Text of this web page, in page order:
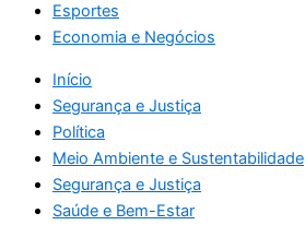
Esportes
Economia e Negócios
Início
Segurança e Justiça
Política
Meio Ambiente e Sustentabilidade
Segurança e Justiça
Saúde e Bem-Estar